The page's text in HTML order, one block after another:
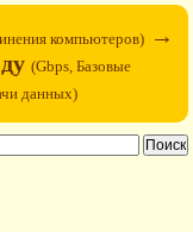
компьютеров)
→
(Gbps, Базовые
данных)